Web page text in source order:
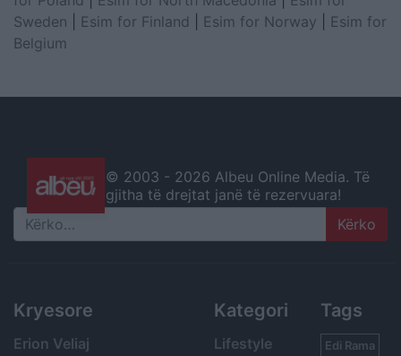
Sweden
Esim for Finland Esim for Norway
Esim for
Belgium
© 2003 - 2026 Albeu Online Media. Të
gjitha të drejtat janë të rezervuara!
Search
Kryesore
Erion Veliaj
Kategori
Lifestyle
Tags
Edi Rama